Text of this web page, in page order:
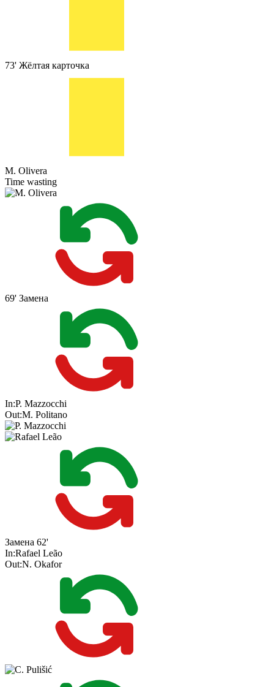
73' Жёлтая карточка
M. Olivera
Time wasting
69' Замена
In:P. Mazzocchi
Out:M. Politano
Замена 62'
In:Rafael Leão
Out:N. Okafor